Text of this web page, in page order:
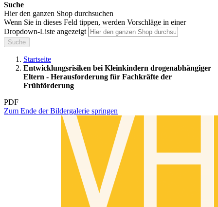
Suche
Hier den ganzen Shop durchsuchen
Wenn Sie in dieses Feld tippen, werden Vorschläge in einer
Dropdown-Liste angezeigt
Suche
Startseite
Entwicklungsrisiken bei Kleinkindern drogenabhängiger
Eltern - Herausforderung für Fachkräfte der
Frühförderung
PDF
Zum Ende der Bildergalerie springen